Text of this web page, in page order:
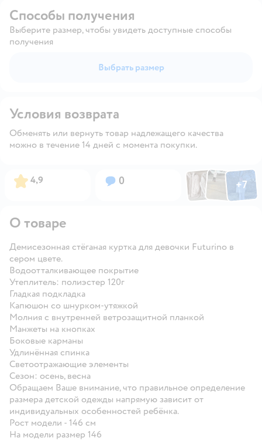
Способы получения
Выберите размер, чтобы увидеть доступные способы
получения
Выбрать размер
Условия возврата
Обменять или вернуть товар надлежащего качества
можно в течение 14 дней с момента покупки.
Рейтинг:
4,9 Вопросов:
0 ФотоФотоФото
+7
Открыть
О товаре
Демисезонная стёганая куртка для девочки Futurino в
сером цвете.
Водоотталкивающее покрытие
Утеплитель: полиэстер 120г
Гладкая подкладка
Капюшон со шнурком-утяжкой
Молния с внутренней ветрозащитной планкой
Манжеты на кнопках
Боковые карманы
Удлинённая спинка
Светоотражающие элементы
Сезон: осень, весна
Обращаем Ваше внимание, что правильное определение
размера детской одежды напрямую зависит от
индивидуальных особенностей ребёнка.
Рост модели - 146 см
На модели размер 146